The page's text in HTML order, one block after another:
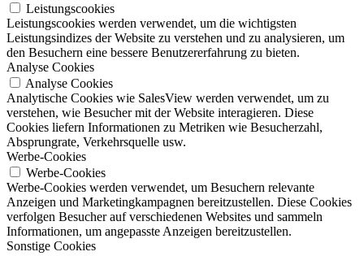
Leistungscookies
Leistungscookies werden verwendet, um die wichtigsten
Leistungsindizes der Website zu verstehen und zu analysieren, um
den Besuchern eine bessere Benutzererfahrung zu bieten.
Analyse Cookies
Analyse Cookies
Analytische Cookies wie SalesView werden verwendet, um zu
verstehen, wie Besucher mit der Website interagieren. Diese
Cookies liefern Informationen zu Metriken wie Besucherzahl,
Absprungrate, Verkehrsquelle usw.
Werbe-Cookies
Werbe-Cookies
Werbe-Cookies werden verwendet, um Besuchern relevante
Anzeigen und Marketingkampagnen bereitzustellen. Diese Cookies
verfolgen Besucher auf verschiedenen Websites und sammeln
Informationen, um angepasste Anzeigen bereitzustellen.
Sonstige Cookies